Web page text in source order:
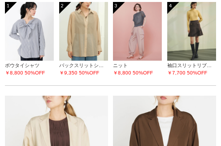
1
ボウタイシャツ
￥8,800 50%OFF
2
バックスリットシアーシャツ
￥9,350 50%OFF
3
ニット
￥8,800 50%OFF
4
袖口スリットリブニット
￥7,700 50%OFF